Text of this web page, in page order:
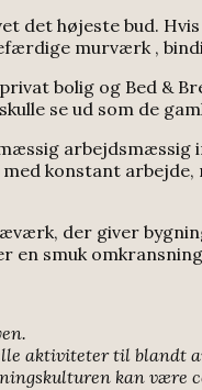
det højeste bud.
murværk ,
bolig og Bed &
se ud som de
konstant arbejde,
der giver
en smuk
aktiviteter til blandt
kan